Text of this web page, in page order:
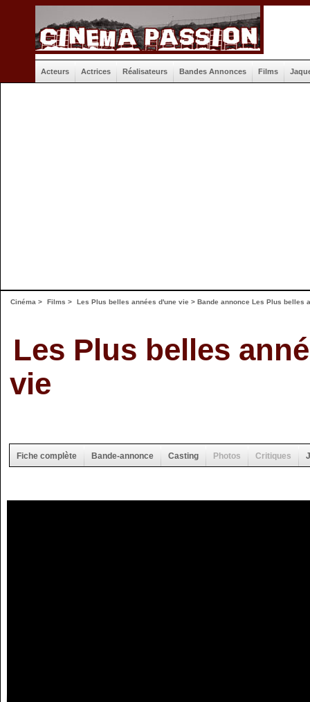
Acteurs Actrices Réalisateurs Bandes Annonces Films
Cinéma > Films > Les Plus belles années d'une vie > Bande annonce Les Plus belles
Les Plus belles
vie
Fiche complète Bande-annonce Casting Photos Critiques